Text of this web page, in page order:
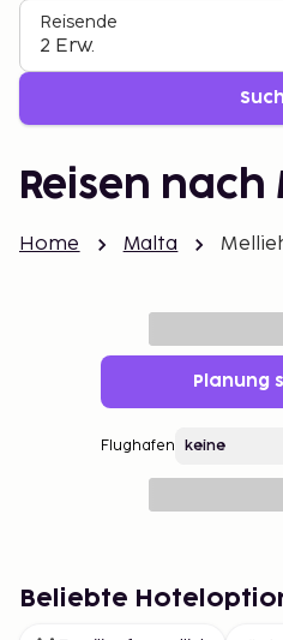
Reisende
2 Erw.
Reisen nach
Home Malta
Planung
Flughafen
Beliebte